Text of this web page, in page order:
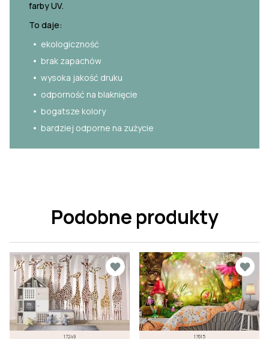
farby UV.
To daje:
ekologiczność
brak zapachów
wysoka jakość druku
odporność na blaknięcie
bogatsze kolory
bardziej odporne na zużycie
Podobne produkty
17249 17615